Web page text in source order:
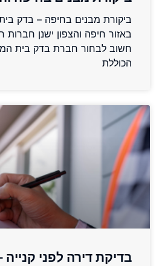
ביקורת מבנים בחיפה – בדק בית
באזור חיפה והצפון ישנן חברות
חשוב לבחור חברת בדק בית
הכוללת
בדיקת דירה לפני קנייה –